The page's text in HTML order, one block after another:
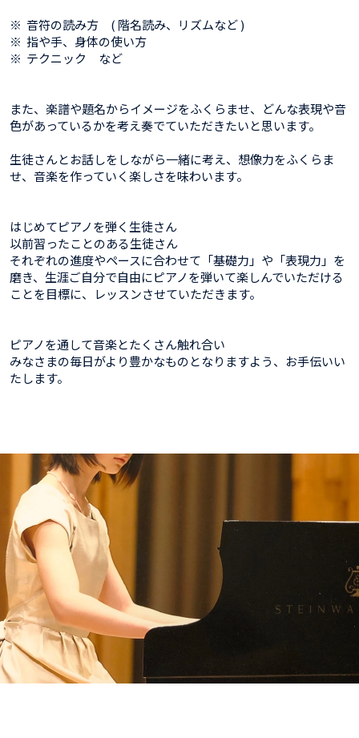
※ 音符の読み方 ( 階名読み、リズムなど )
※ 指や手、身体の使い方
※ テクニック など
また、楽譜や題名からイメージをふくらませ、どんな表現や音
色があっているかを考え奏でていただきたいと思います。
生徒さんとお話しをしながら一緒に考え、想像力をふくらま
せ、音楽を作っていく楽しさを味わいます。
はじめてピアノを弾く生徒さん
以前習ったことのある生徒さん
それぞれの進度やペースに合わせて「基礎力」や「表現力」を
磨き、生涯ご自分で自由にピアノを弾いて楽しんでいただける
ことを目標に、レッスンさせていただきます。
ピアノを通して音楽とたくさん触れ合い
みなさまの毎日がより豊かなものとなりますよう、お手伝いい
たします。